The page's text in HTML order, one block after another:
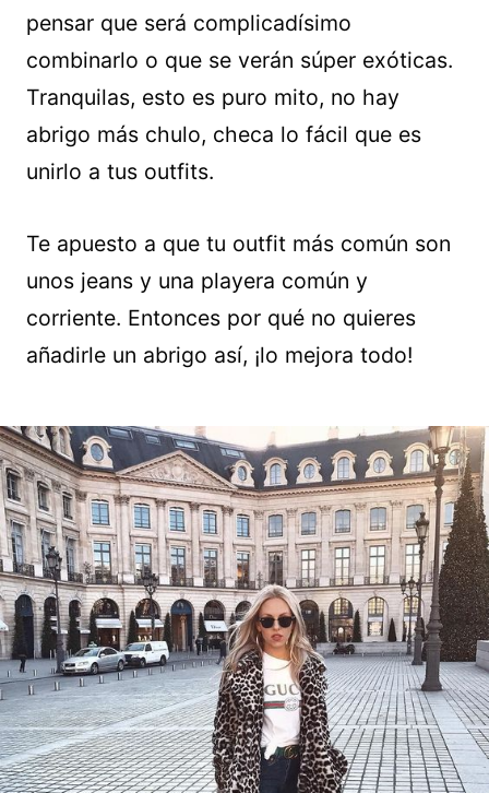
pensar que será complicadísimo
combinarlo o que se verán súper exóticas.
Tranquilas, esto es puro mito, no hay
abrigo más chulo, checa lo fácil que es
unirlo a tus outfits.
Te apuesto a que tu outfit más común son
unos jeans y una playera común y
corriente. Entonces por qué no quieres
añadirle un abrigo así, ¡lo mejora todo!